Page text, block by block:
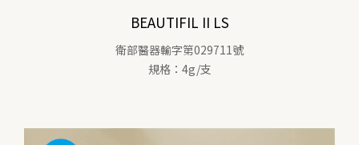
BEAUTIFIL II LS
衛部醫器輸字第029711號
規格：4g/支